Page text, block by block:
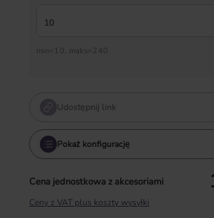
min=10, maks=240
Udostępnij link
Pokaż konfigurację
Cena jednostkowa z akcesoriami
Ceny z VAT plus koszty wysyłki